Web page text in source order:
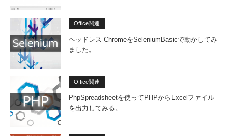
Office関連
ヘッドレス ChromeをSeleniumBasicで動かしてみ
ました。
Office関連
PhpSpreadsheetを使ってPHPからExcelファイル
を出力してみる。